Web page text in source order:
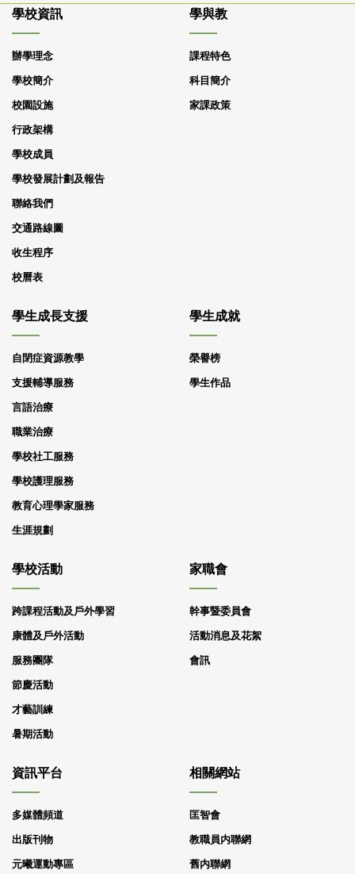
學校資訊
辦學理念
學校簡介
校園設施
行政架構
學校成員
學校發展計劃及報告
聯絡我們
交通路線圖
收生程序
校曆表
學與教
課程特色
科目簡介
家課政策
學生成長支援
自閉症資源教學
支援輔導服務
言語治療
職業治療
學校社工服務
學校護理服務
教育心理學家服務
生涯規劃
學生成就
榮譽榜
學生作品
學校活動
跨課程活動及戶外學習
康體及戶外活動
服務團隊
節慶活動
才藝訓練
暑期活動
家職會
幹事暨委員會
活動消息及花絮
會訊
資訊平台
多媒體頻道
出版刊物
元曦運動專區
相關網站
匡智會
教職員内聯網
舊内聯網